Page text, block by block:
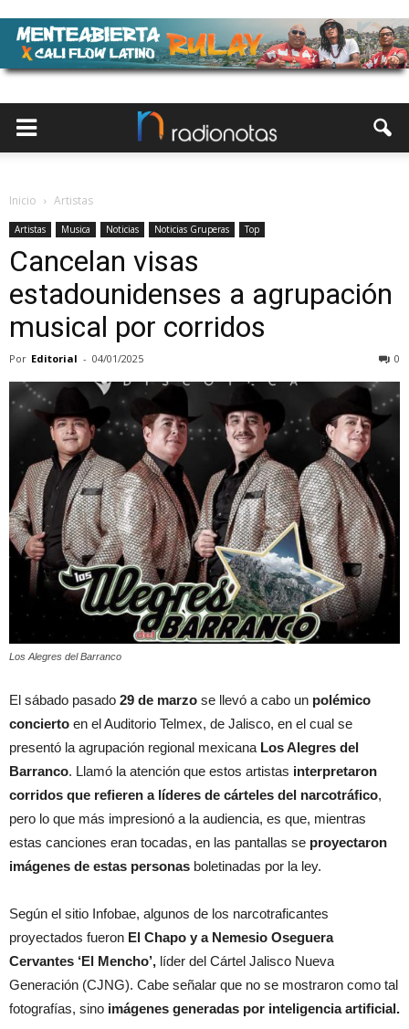
Inicio Artistas
Artistas Musica Noticias Noticias Gruperas Top
Cancelan visas
estadounidenses a agrupación
musical por corridos
Por Editorial - 04/01/2025 0
Los Alegres del Barranco
El sábado pasado 29 de marzo se llevó a cabo un polémico
concierto en el Auditorio Telmex, de Jalisco, en el cual se
presentó la agrupación regional mexicana Los Alegres del
Barranco. Llamó la atención que estos artistas interpretaron
corridos que refieren a líderes de cárteles del narcotráfico,
pero lo que más impresionó a la audiencia, es que, mientras
estas canciones eran tocadas, en las pantallas se proyectaron
imágenes de estas personas boletinadas por la ley.
Según el sitio Infobae, algunos de los narcotraficantes
proyectados fueron El Chapo y a Nemesio Oseguera
Cervantes ‘El Mencho’, líder del Cártel Jalisco Nueva
Generación (CJNG). Cabe señalar que no se mostraron como tal
fotografías, sino imágenes generadas por inteligencia artificial.